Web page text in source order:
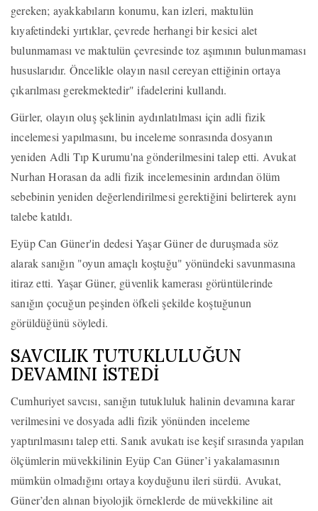
gereken; ayakkabıların konumu, kan izleri, maktulün
kıyafetindeki yırtıklar, çevrede herhangi bir kesici alet
bulunmaması ve maktulün çevresinde toz aşımının bulunmaması
hususlarıdır. Öncelikle olayın nasıl cereyan ettiğinin ortaya
çıkarılması gerekmektedir" ifadelerini kullandı.
Gürler, olayın oluş şeklinin aydınlatılması için adli fizik
incelemesi yapılmasını, bu inceleme sonrasında dosyanın
yeniden Adli Tıp Kurumu'na gönderilmesini talep etti. Avukat
Nurhan Horasan da adli fizik incelemesinin ardından ölüm
sebebinin yeniden değerlendirilmesi gerektiğini belirterek aynı
talebe katıldı.
Eyüp Can Güner'in dedesi Yaşar Güner de duruşmada söz
alarak sanığın "oyun amaçlı koştuğu" yönündeki savunmasına
itiraz etti. Yaşar Güner, güvenlik kamerası görüntülerinde
sanığın çocuğun peşinden öfkeli şekilde koştuğunun
görüldüğünü söyledi.
SAVCILIK TUTUKLULUĞUN
DEVAMINI İSTEDİ
Cumhuriyet savcısı, sanığın tutukluluk halinin devamına karar
verilmesini ve dosyada adli fizik yönünden inceleme
yaptırılmasını talep etti. Sanık avukatı ise keşif sırasında yapılan
ölçümlerin müvekkilinin Eyüp Can Güner’i yakalamasının
mümkün olmadığını ortaya koyduğunu ileri sürdü. Avukat,
Güner’den alınan biyolojik örneklerde de müvekkiline ait